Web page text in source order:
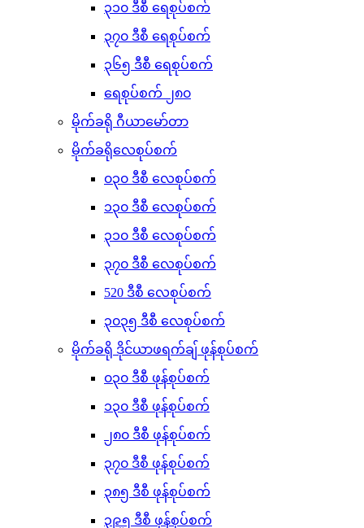
၃၁၀ ဒီစီ ရေစုပ်စက်
၃၇၀ ဒီစီ ရေစုပ်စက်
၃၆၅ ဒီစီ ရေစုပ်စက်
ရေစုပ်စက် ၂၈၀
မိုက်ခရို ဂီယာမော်တာ
မိုက်ခရိုလေစုပ်စက်
၀၃၀ ဒီစီ လေစုပ်စက်
၁၃၀ ဒီစီ လေစုပ်စက်
၃၁၀ ဒီစီ လေစုပ်စက်
၃၇၀ ဒီစီ လေစုပ်စက်
520 ဒီစီ လေစုပ်စက်
၃၀၃၅ ဒီစီ လေစုပ်စက်
မိုက်ခရို ဒိုင်ယာဖရက်ချ် ဖုန်စုပ်စက်
၀၃၀ ဒီစီ ဖုန်စုပ်စက်
၁၃၀ ဒီစီ ဖုန်စုပ်စက်
၂၈၀ ဒီစီ ဖုန်စုပ်စက်
၃၇၀ ဒီစီ ဖုန်စုပ်စက်
၃၈၅ ဒီစီ ဖုန်စုပ်စက်
၃၉၅ ဒီစီ ဖုန်စုပ်စက်